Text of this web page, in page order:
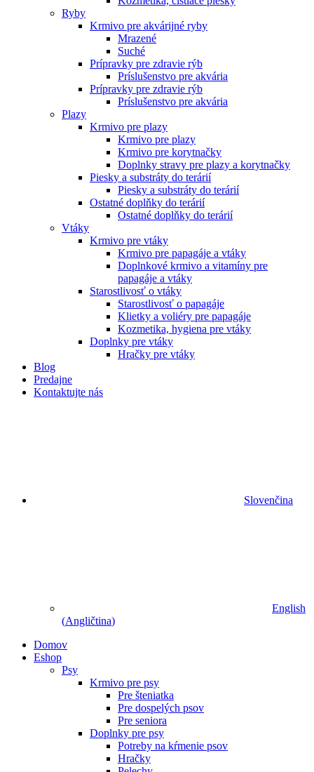
Ryby
Krmivo pre akvárijné ryby
Mrazené
Suché
Prípravky pre zdravie rýb
Príslušenstvo pre akvária
Prípravky pre zdravie rýb
Príslušenstvo pre akvária
Plazy
Krmivo pre plazy
Krmivo pre plazy
Krmivo pre korytnačky
Doplnky stravy pre plazy a korytnačky
Piesky a substráty do terárií
Piesky a substráty do terárií
Ostatné doplňky do terárií
Ostatné doplňky do terárií
Vtáky
Krmivo pre vtáky
Krmivo pre papagáje a vtáky
Doplnkové krmivo a vitamíny pre
papagáje a vtáky
Starostlivosť o vtáky
Starostlivosť o papagáje
Klietky a voliéry pre papagáje
Kozmetika, hygiena pre vtáky
Doplnky pre vtáky
Hračky pre vtáky
Blog
Predajne
Kontaktujte nás
Slovenčina
English
(Angličtina)
Domov
Eshop
Psy
Krmivo pre psy
Pre šteniatka
Pre dospelých psov
Pre seniora
Doplnky pre psy
Potreby na kŕmenie psov
Hračky